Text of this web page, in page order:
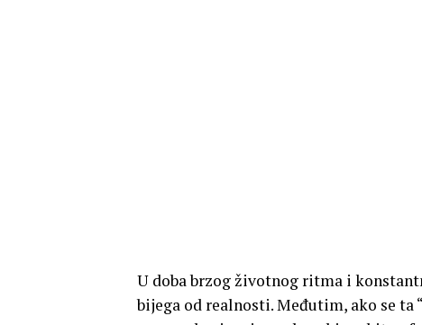
U doba brzog životnog ritma i
bijega od realnosti. Međutim, ako se